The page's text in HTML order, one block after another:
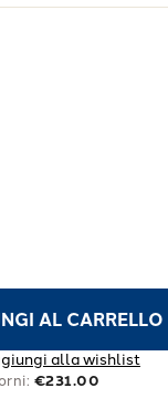
AL CARRELLO
alla wishlist
€231.00